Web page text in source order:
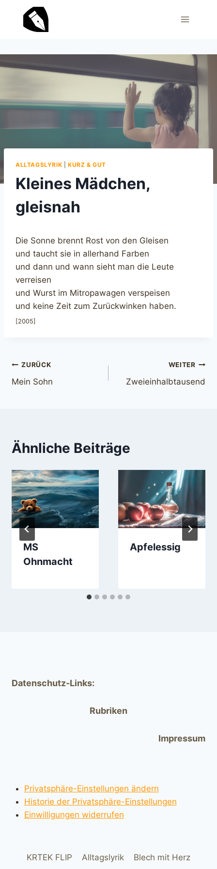
springen
ALLTAGSLYRIK KURZ & GUT
Kleines Mädchen,
gleisnah
Die Sonne brennt Rost von den Gleisen
und taucht sie in allerhand Farben
und dann und wann sieht man die Leute
verreisen
und Wurst im Mitropawagen verspeisen
und keine Zeit zum Zurückwinken haben.
[2005]
Beitragsnavigation
ZURÜCK
Mein Sohn
WEITER
Zweieinhalbtausend
Ähnliche Beiträge
MS
Ohnmacht
Apfelessig
Datenschutz-Links:
Rubriken
Impressum
Privatsphäre-Einstellungen ändern
Historie der Privatsphäre-Einstellungen
Einwilligungen widerrufen
KRTEK FLIP Alltagslyrik Blech mit Herz